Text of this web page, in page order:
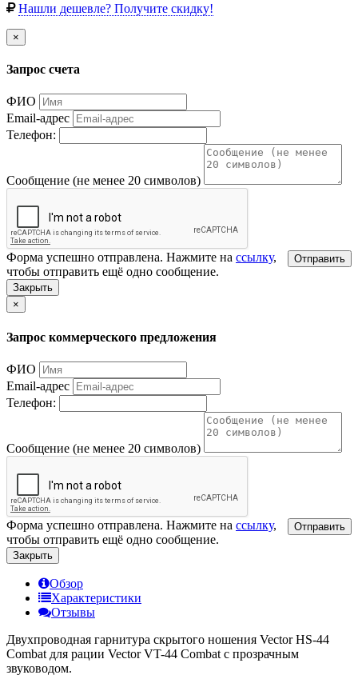
Нашли дешевле? Получите скидку!
×
Запрос счета
ФИО
Email-адрес
Телефон:
Сообщение (не менее 20 символов)
Отправить
Форма успешно отправлена. Нажмите на ссылку,
чтобы отправить ещё одно сообщение.
Закрыть
×
Запрос коммерческого предложения
ФИО
Email-адрес
Телефон:
Сообщение (не менее 20 символов)
Отправить
Форма успешно отправлена. Нажмите на ссылку,
чтобы отправить ещё одно сообщение.
Закрыть
Обзор
Характеристики
Отзывы
Двухпроводная гарнитура скрытого ношения Vector HS-44
Combat для рации Vector VT-44 Combat с прозрачным
звуководом.